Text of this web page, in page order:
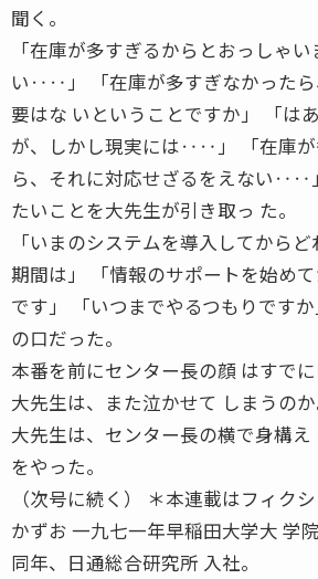
聞く。
「在庫が多すぎるからとおっしゃ
い‥‥」 「在庫が多すぎなかった
要はな いということですか」 「は
が、しかし現実には‥‥」 「在庫
ら、それに対応せざるをえない‥‥
たいことを大先生が引き取っ た。
「いまのシステムを導入してからど
期間は」 「情報のサポートを始め
です」 「いつまでやるつもりです
の口だった。
本番を前にセンター長の顔 はすでに
大先生は、また泣かせて しまうのか
大先生は、センター長の横で身構え
をやった。
（次号に続く） ＊本連載はフィク
かずお 一九七一年早稲田大学大 学
同年、日通総合研究所 入社。